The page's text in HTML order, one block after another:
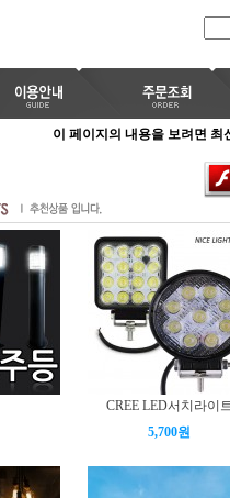
이 페이지의 내용을 보려면 최
CREE LED서치라이
5,700원